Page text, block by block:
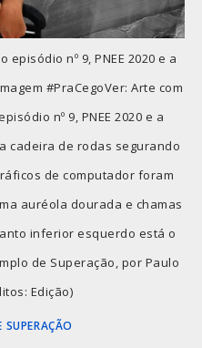
nº 9, PNEE 2020 e a
#PraCegoVer: Arte com
nº 9, PNEE 2020 e a
cadeira de rodas segurando
de computador foram
auréola dourada e chamas
inferior esquerdo está o
de Superação, por Paulo
Edição)
SUPERAÇÃO